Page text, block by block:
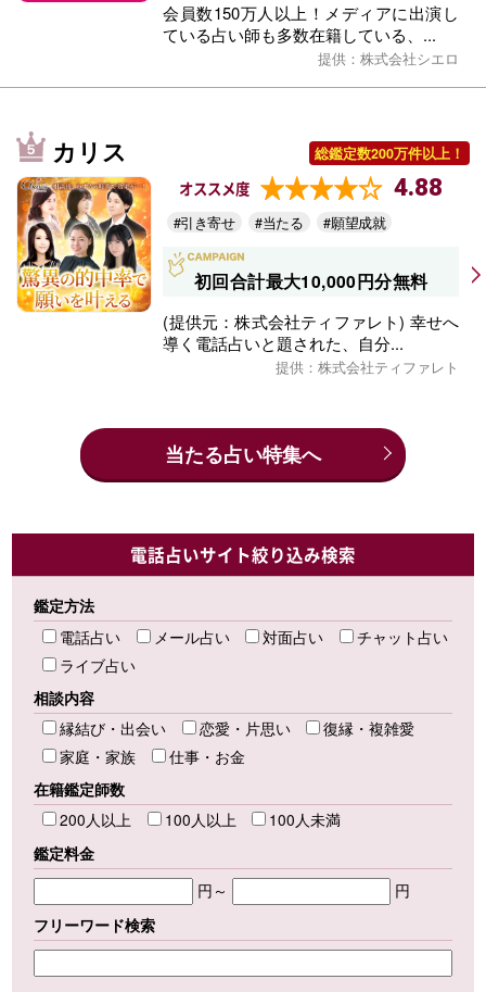
会員数150万人以上！メディアに出演し
ている占い師も多数在籍している、...
提供：株式会社シエロ
カリス 総鑑定数200万件以上！
オススメ度 4.88
#引き寄せ #当たる #願望成就
初回合計最大10,000円分無料
(提供元：株式会社ティファレト) 幸せへ
導く電話占いと題された、自分...
提供：株式会社ティファレト
当たる占い特集へ
電話占いサイト絞り込み検索
鑑定方法
電話占い
メール占い 対面占い
チャット占い
ライブ占い
相談内容
縁結び・出会い
恋愛・片思い
復縁・複雑愛
家庭・家族
仕事・お金
在籍鑑定師数
200人以上
100人以上
100人未満
鑑定料金
円～
円
フリーワード検索